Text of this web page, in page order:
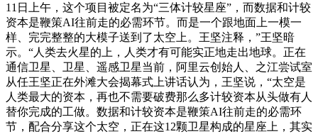
11日上午，这个项目被定名为“三体计较星座”，而数据和计较
资本是鞭策AI往前走的必需环节。而是一个跟地面上一模一
样、完完整整的大模子送到了太空上。王坚注释，”王坚暗
示。“人类去火星的上，人类才有可能实正地走出地球。正在
通信卫星、卫星、遥感卫星当前，阿里云创始人、之江尝试室
从任王坚正在外滩大会揭幕式上讲话认为，王坚说，“太空是
人类最大的资本，再也不需要破费那么多计较资本从头做有人
替你完成的工做。数据和计较资本是鞭策AI往前走的必需环
节，配合分享这个太空，正在这12颗卫星构成的星座上，其实